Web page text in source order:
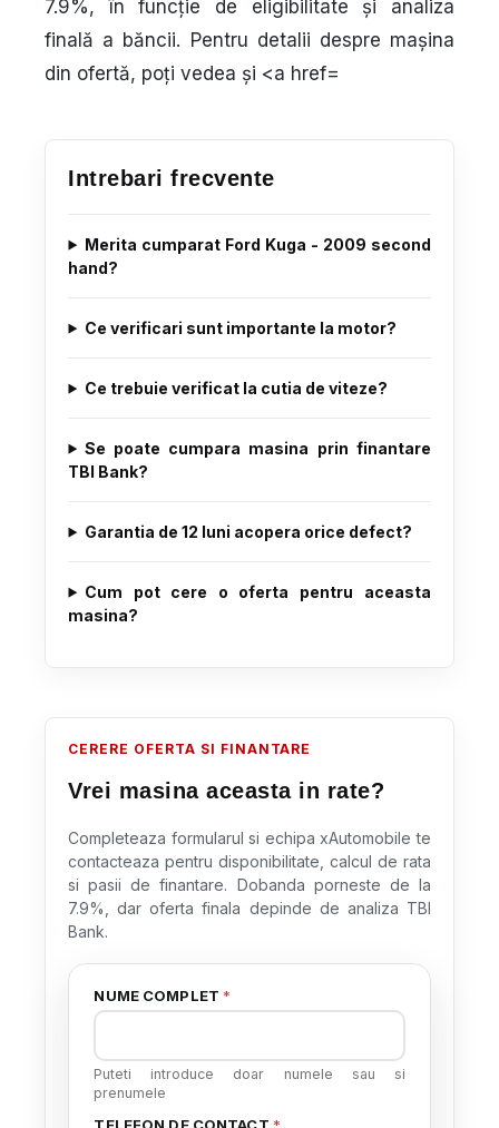
7.9%, în funcție de eligibilitate și analiza
finală a băncii. Pentru detalii despre mașina
din ofertă, poți vedea și <a href=
Intrebari frecvente
Merita cumparat Ford Kuga - 2009 second
hand?
Ce verificari sunt importante la motor?
Ce trebuie verificat la cutia de viteze?
Se poate cumpara masina prin finantare
TBI Bank?
Garantia de 12 luni acopera orice defect?
Cum pot cere o oferta pentru aceasta
masina?
CERERE OFERTA SI FINANTARE
Vrei masina aceasta in rate?
Completeaza formularul si echipa xAutomobile te
contacteaza pentru disponibilitate, calcul de rata
si pasii de finantare. Dobanda porneste de la
7.9%, dar oferta finala depinde de analiza TBI
Bank.
NUME COMPLET *
Puteti introduce doar numele sau si
prenumele
TELEFON DE CONTACT *